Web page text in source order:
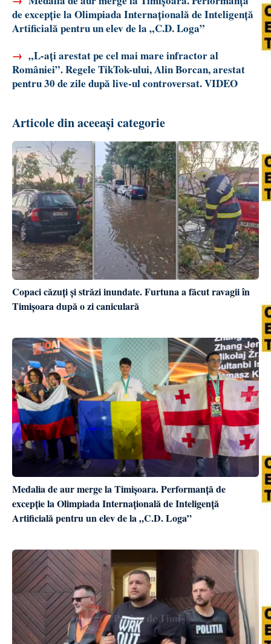
de excepție la Olimpiada Internațională de Inteligență
Artificială pentru un elev de la „C.D. Loga”
→ „L-ați arestat pe cel mai mare infractor al
României”. Regele TikTok-ului, Alin Borcan, arestat
pentru 30 de zile după live-ul controversat. VIDEO
Articole din aceeași categorie
Copaci căzuți și străzi inundate. Furtuna a făcut ravagii în
Timișoara după o zi caniculară
Medalia de aur merge la Timișoara. Performanță de
excepție la Olimpiada Internațională de Inteligență
Artificială pentru un elev de la „C.D. Loga”